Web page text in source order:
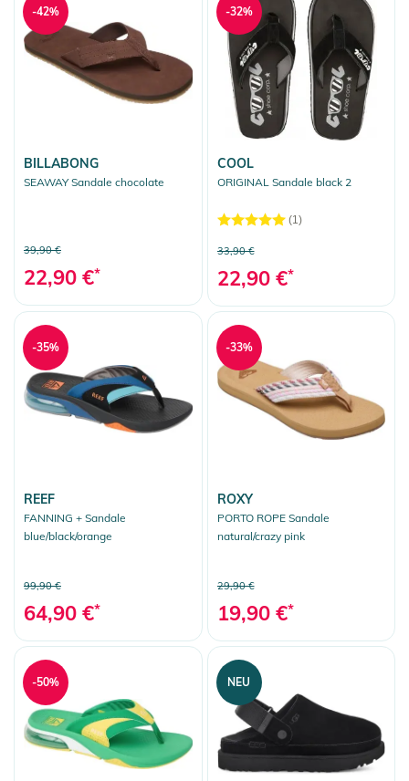
BILLABONG
SEAWAY Sandale chocolate
39,90 €
22,90 €*
-42%
COOL
ORIGINAL Sandale black 2
(1)
33,90 €
22,90 €*
-32%
REEF
FANNING + Sandale
blue/black/orange
99,90 €
64,90 €*
-35%
ROXY
PORTO ROPE Sandale
natural/crazy pink
29,90 €
19,90 €*
-33%
-50% NEU